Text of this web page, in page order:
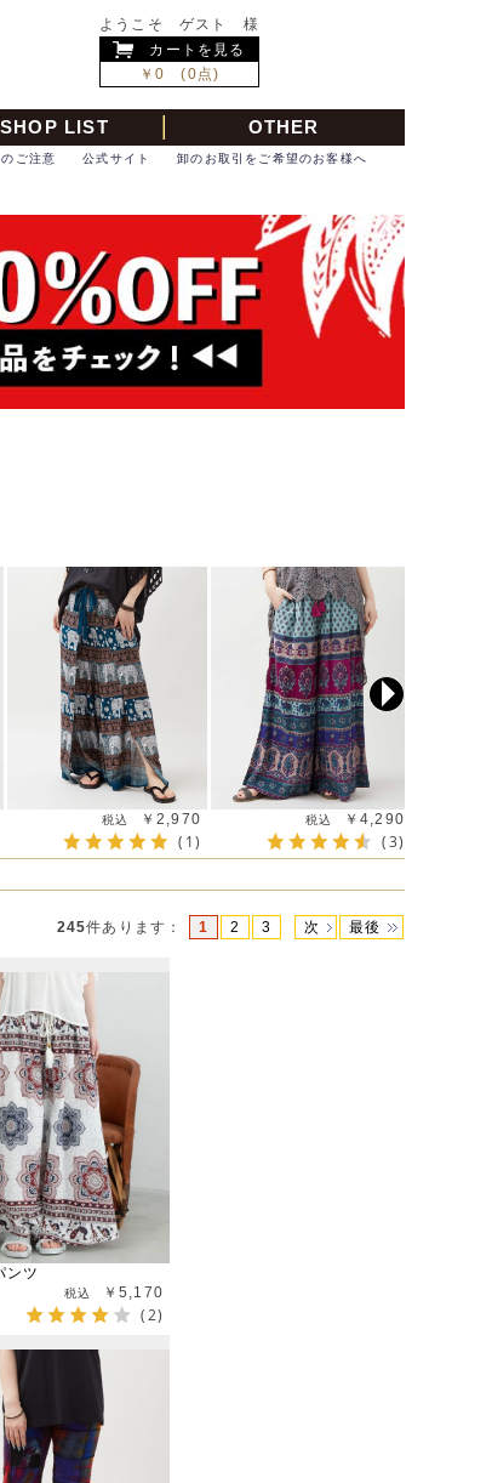
ようこそ ゲスト 様
カートを見る
￥0 (0点)
SHOP LIST OTHER
卸のお取引をご希望のお客様へ
公式サイト
ご注意
￥2,970
(1)
￥4,290
(3)
245件あります ： 1 2 3 次 最後
ンツ
￥5,170
(2)